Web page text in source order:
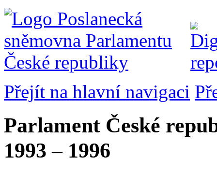
Přejít na hlavní navigaci
Parlament České
1993 – 1996